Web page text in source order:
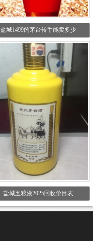
盐城1499的茅台转手能卖多少
盐城五粮液2025回收价目表